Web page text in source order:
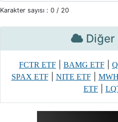
Karakter sayısı : 0 / 20
Diğer
FCTR ETF BAMG ETF
SPAX ETF| NITE ETF|
ETF